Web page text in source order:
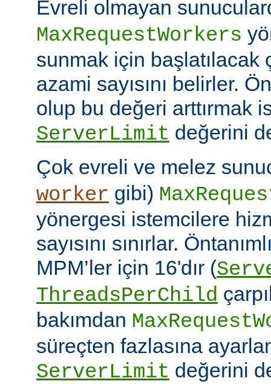
Evreli olmayan
MaxRequestWorkers
sunmak için başlatılacak
azami sayısını belirler.
olup bu değeri arttırmak
ServerLimit değerini
Çok evreli ve melez
worker gibi)
yönergesi istemcilere
sayısını sınırlar.
MPM’ler için 16'dır (
ThreadsPerChild
bakımdan
süreçten fazlasına
ServerLimit değerini